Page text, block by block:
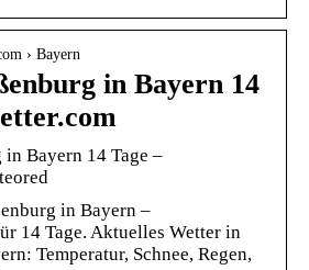
› Bayern
in Bayern 14
Bayern 14 Tage –
in Bayern –
14 Tage. Aktuelles Wetter in
Temperatur, Schnee, Regen,